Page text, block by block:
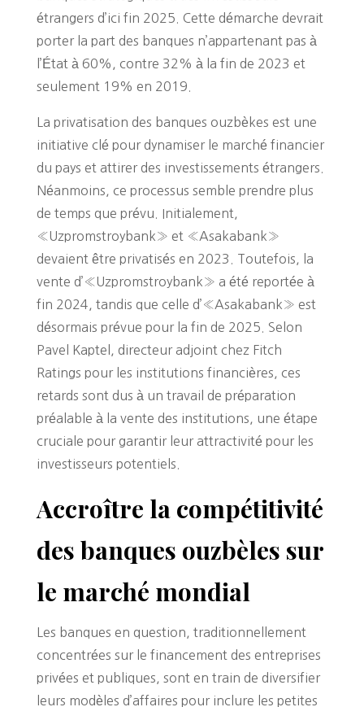
étrangers d’ici fin 2025. Cette démarche devrait
porter la part des banques n’appartenant pas à
l’État à 60%, contre 32% à la fin de 2023 et
seulement 19% en 2019.
La privatisation des banques ouzbèkes est une
initiative clé pour dynamiser le marché financier
du pays et attirer des investissements étrangers.
Néanmoins, ce processus semble prendre plus
de temps que prévu. Initialement,
«Uzpromstroybank» et «Asakabank»
devaient être privatisés en 2023. Toutefois, la
vente d’«Uzpromstroybank» a été reportée à
fin 2024, tandis que celle d’«Asakabank» est
désormais prévue pour la fin de 2025. Selon
Pavel Kaptel, directeur adjoint chez Fitch
Ratings pour les institutions financières, ces
retards sont dus à un travail de préparation
préalable à la vente des institutions, une étape
cruciale pour garantir leur attractivité pour les
investisseurs potentiels.
Accroître la compétitivité
des banques ouzbèles sur
le marché mondial
Les banques en question, traditionnellement
concentrées sur le financement des entreprises
privées et publiques, sont en train de diversifier
leurs modèles d’affaires pour inclure les petites